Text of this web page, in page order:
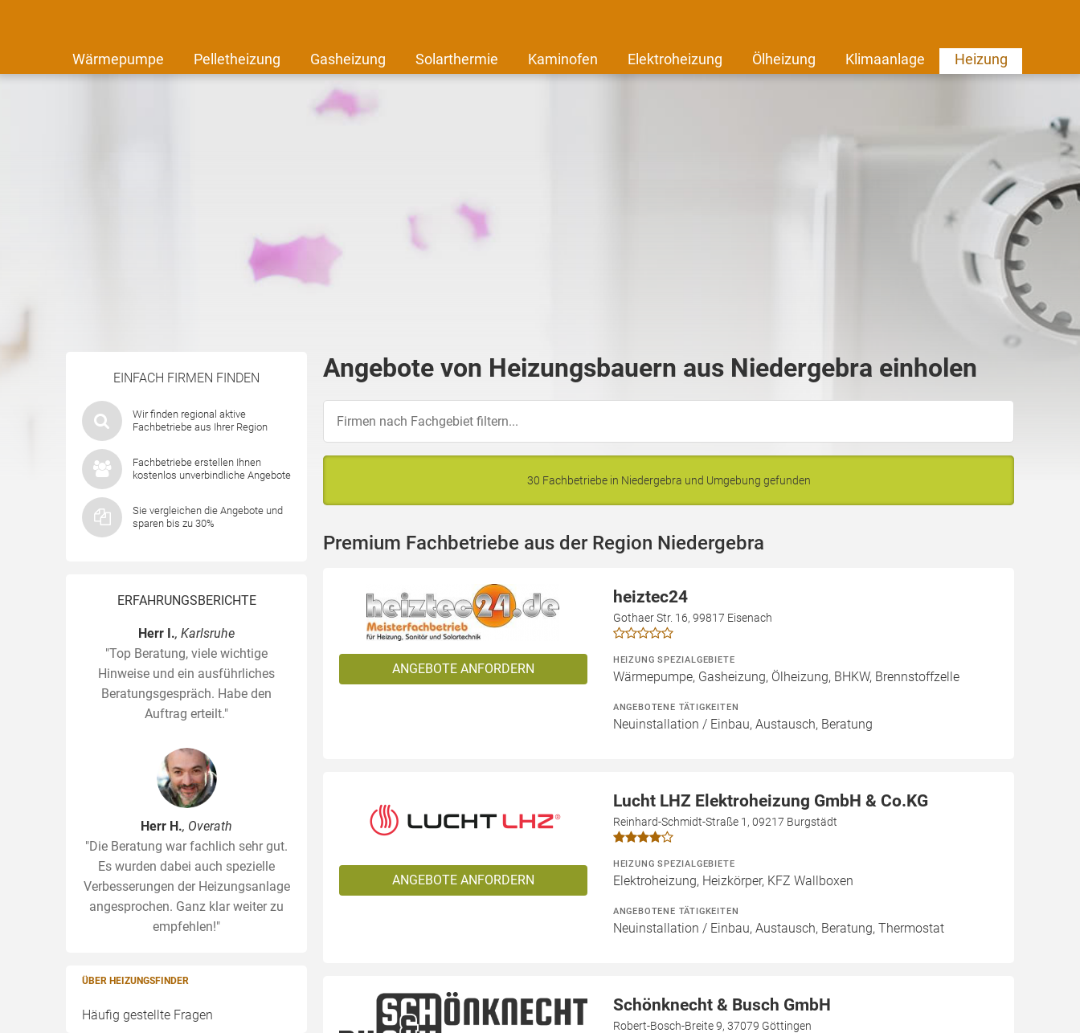
Wärmepumpe Pelletheizung Gasheizung Solarthermie Kaminofen Elektroheizung Ölheizung Klimaanlage Heizung
EINFACH FIRMEN FINDEN
Wir finden regional aktive
Fachbetriebe aus Ihrer Region
Fachbetriebe erstellen Ihnen
kostenlos unverbindliche Angebote
Sie vergleichen die Angebote und
sparen bis zu 30%
ERFAHRUNGSBERICHTE
Herr I., Karlsruhe
"Top Beratung, viele wichtige
Hinweise und ein ausführliches
Beratungsgespräch. Habe den
Auftrag erteilt."
Herr H., Overath
"Die Beratung war fachlich sehr gut.
Es wurden dabei auch spezielle
Verbesserungen der Heizungsanlage
angesprochen. Ganz klar weiter zu
empfehlen!"
ÜBER HEIZUNGSFINDER
Häufig gestellte Fragen
Angebote von Heizungsbauern aus Niedergebra einholen
30 Fachbetriebe in Niedergebra und Umgebung gefunden
Premium Fachbetriebe aus der Region Niedergebra
ANGEBOTE ANFORDERN
heiztec24
Gothaer Str. 16, 99817 Eisenach
HEIZUNG SPEZIALGEBIETE
Wärmepumpe, Gasheizung, Ölheizung, BHKW, Brennstoffzelle
ANGEBOTENE TÄTIGKEITEN
Neuinstallation / Einbau, Austausch, Beratung
ANGEBOTE ANFORDERN
Lucht LHZ Elektroheizung GmbH & Co.KG
Reinhard-Schmidt-Straße 1, 09217 Burgstädt
HEIZUNG SPEZIALGEBIETE
Elektroheizung, Heizkörper, KFZ Wallboxen
ANGEBOTENE TÄTIGKEITEN
Neuinstallation / Einbau, Austausch, Beratung, Thermostat
Schönknecht & Busch GmbH
Robert-Bosch-Breite 9, 37079 Göttingen